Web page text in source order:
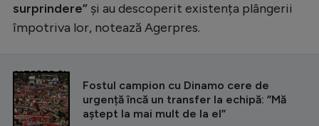
surprindere” şi au descoperit existența plângerii
împotriva lor, notează Agerpres.
CITEȘTE ȘI
Fostul campion cu Dinamo cere de
urgență încă un transfer la echipă: ”Mă
aștept la mai mult de la el”